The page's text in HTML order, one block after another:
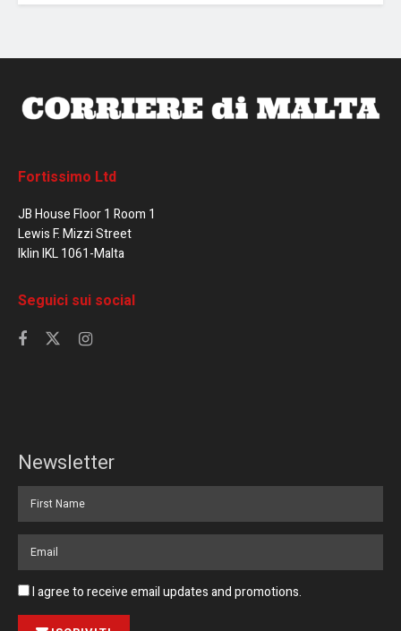
Fortissimo Ltd
JB House Floor 1 Room 1
Lewis F. Mizzi Street
Iklin IKL 1061-Malta
Seguici sui social
Newsletter
I agree to receive email updates and promotions.